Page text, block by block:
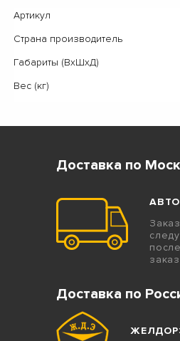
Артикул
Страна производитель
Габариты (ВхШхД)
Вес (кг)
Доставка по
Доставка по